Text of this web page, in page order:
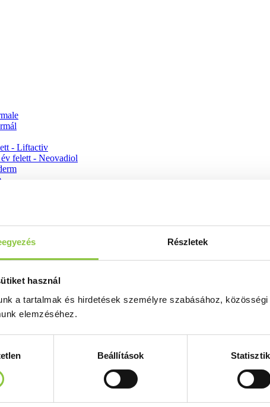
Részletek
használ
a tartalmak és hirdetések személyre szabásához,
elemzéséhez.
Beállítások
- Liftactiv
év felett - Neovadiol